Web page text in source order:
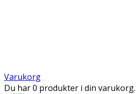
Varukorg
Du har 0 produkter i din varukorg.